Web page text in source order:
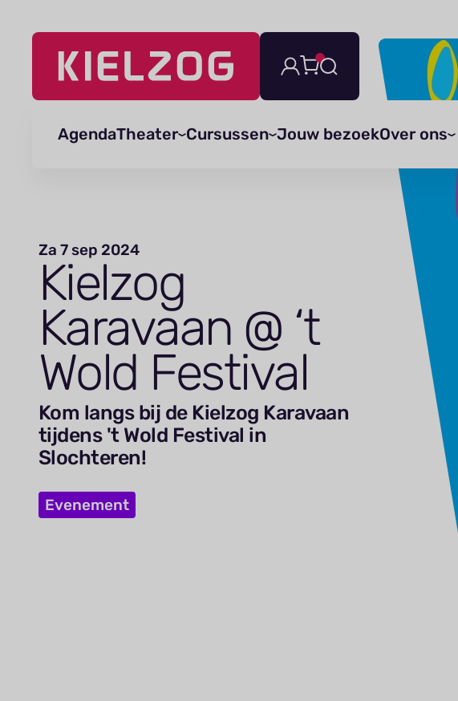
Navigatie
AgendaTheater Cursussen Jouw bezoekOver ons
Za 7 sep 2024
Kielzog
Karavaan @ ‘t
Wold Festival
Kom langs bij de Kielzog Karavaan
tijdens 't Wold Festival in
Slochteren!
Evenement